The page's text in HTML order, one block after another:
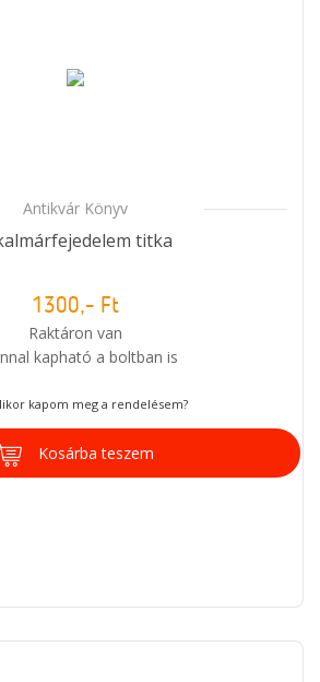
Antikvár Könyv
titka
1300,- Ft
Raktáron van
kapható a boltban is
kapom meg a rendelésem?
Kosárba teszem